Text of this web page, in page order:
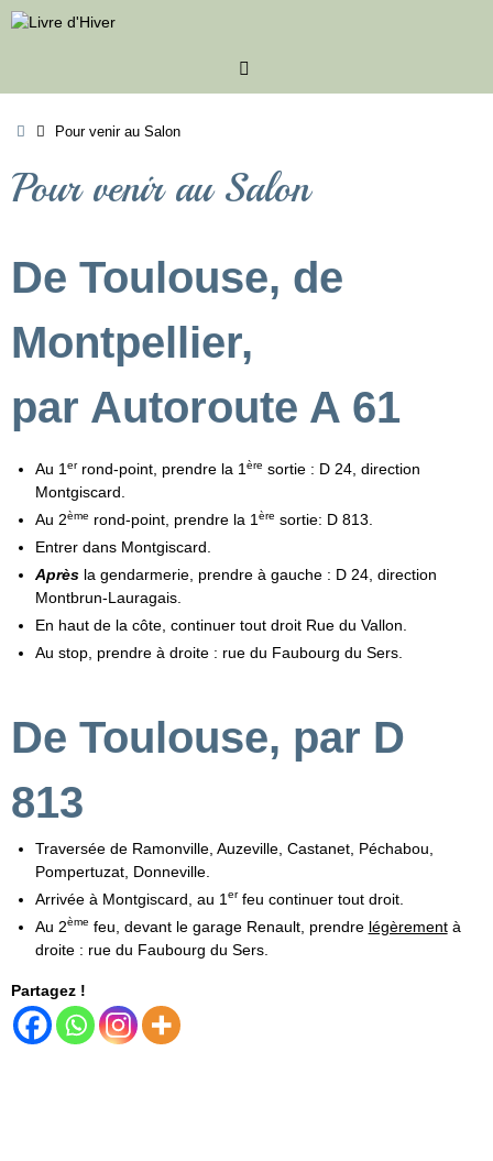
Passer
au
AccueilPour venir au Salon
Pour venir au Salon
De Toulouse, de
Montpellier,
par Autoroute A 61
Au 1errond-point, prendre la 1ère sortie : D 24, direction
Montgiscard.
Au 2ème rond-point, prendre la 1ère sortie: D 813.
Entrer dans Montgiscard.
Après la gendarmerie, prendre à gauche : D 24, direction
Montbrun-Lauragais.
En haut de la côte, continuer tout droit Rue du Vallon.
Au stop, prendre à droite : rue du Faubourg du Sers.
De Toulouse, par D
813
Traversée de Ramonville, Auzeville, Castanet, Péchabou,
Pompertuzat, Donneville.
Arrivée à Montgiscard, au 1 erfeu continuer tout droit.
Au 2ème feu, devant le garage Renault, prendre légèrementà
droite : rue du Faubourg du Sers.
Partagez !